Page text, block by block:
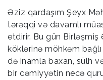
Əziz qardaşım Şeyx
tərəqqi və davamlı
etdirir. Bu gün
köklərinə möhkəm
də inamla baxan, sülh
bir cəmiyyətin necə